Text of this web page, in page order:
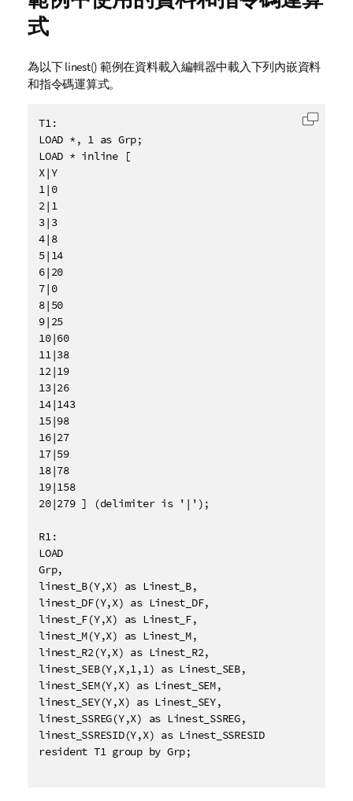
式
為以下 linest() 範例在資料載入編輯器中載入下列內嵌資料
和指令碼運算式。
T1:
LOAD *, 1 as Grp;
LOAD * inline [
X|Y
1|0
2|1
3|3
4|8
5|14
6|20
7|0
8|50
9|25
10|60
11|38
12|19
13|26
14|143
15|98
16|27
17|59
18|78
19|158
20|279 ] (delimiter is '|');
R1:
LOAD
Grp,
linest_B(Y,X) as Linest_B,
linest_DF(Y,X) as Linest_DF,
linest_F(Y,X) as Linest_F,
linest_M(Y,X) as Linest_M,
linest_R2(Y,X) as Linest_R2,
linest_SEB(Y,X,1,1) as Linest_SEB,
linest_SEM(Y,X) as Linest_SEM,
linest_SEY(Y,X) as Linest_SEY,
linest_SSREG(Y,X) as Linest_SSREG,
linest_SSRESID(Y,X) as Linest_SSRESID
resident T1 group by Grp;
將代碼